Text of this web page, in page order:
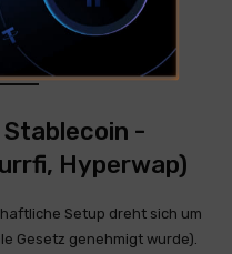
, Eigen-, Veda- und
Basisapy.
Stablecoin -
Hyperwap)
Setup dreht sich um
Gesetz genehmigt wurde).